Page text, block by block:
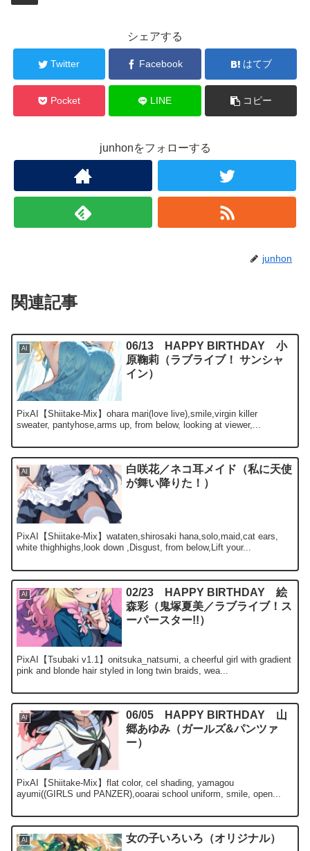
シェアする
Twitter Facebook はてブ
Pocket LINE コピー
junhonをフォローする
junhon
関連記事
AI
06/13 HAPPY BIRTHDAY 小
原鞠莉（ラブライブ！ サンシャ
イン）
PixAI【Shiitake-Mix】ohara mari(love live),smile,virgin killer
sweater, pantyhose,arms up, from below, looking at viewer,...
AI
白咲花／ネコ耳メイド（私に天使
が舞い降りた！）
PixAI【Shiitake-Mix】wataten,shirosaki hana,solo,maid,cat ears,
white thighhighs,look down ,Disgust, from below,Lift your...
AI
02/23 HAPPY BIRTHDAY 絵
森彩（鬼塚夏美／ラブライブ！ス
ーパースター!!）
PixAI【Tsubaki v1.1】onitsuka_natsumi, a cheerful girl with gradient
pink and blonde hair styled in long twin braids, wea...
AI
06/05 HAPPY BIRTHDAY 山
郷あゆみ（ガールズ&パンツァ
ー）
PixAI【Shiitake-Mix】flat color, cel shading, yamagou
ayumi((GIRLS und PANZER),ooarai school uniform, smile, open...
AI 女の子いろいろ（オリジナル）